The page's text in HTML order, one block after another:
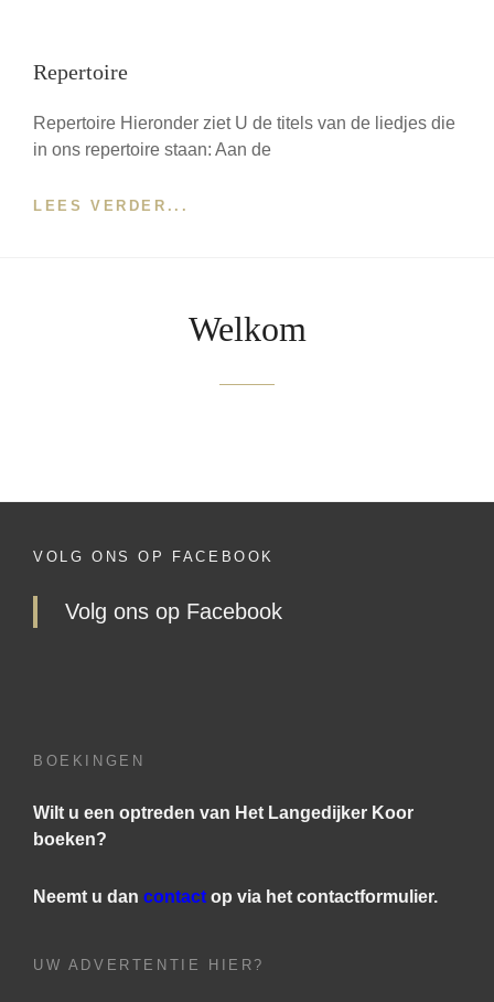
Repertoire
Repertoire Hieronder ziet U de titels van de liedjes die
in ons repertoire staan: Aan de
LEES VERDER...
Welkom
VOLG ONS OP FACEBOOK
Volg ons op Facebook
BOEKINGEN
Wilt u een optreden van Het Langedijker Koor
boeken?
Neemt u dan contact op via het contactformulier.
UW ADVERTENTIE HIER?